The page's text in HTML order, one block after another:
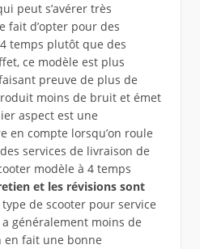
peut s’avérer très
fait d’opter pour des
temps plutôt que des
ce modèle est plus
preuve de plus de
moins de bruit et émet
aspect est une
en compte lorsqu’on roule
services de livraison de
modèle à 4 temps
et les révisions sont
type de scooter pour service
généralement moins de
en fait une bonne